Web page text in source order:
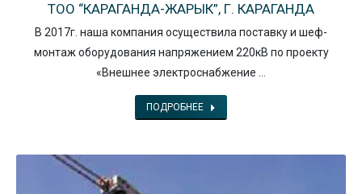
ТОО “КАРАГАНДА-ЖАРЫК”, Г. КАРАГАНДА
В 2017г. наша компания осуществила поставку и шеф-
монтаж оборудования напряжением 220кВ по проекту
«Внешнее электроснабжение …
ПОДРОБНЕЕ